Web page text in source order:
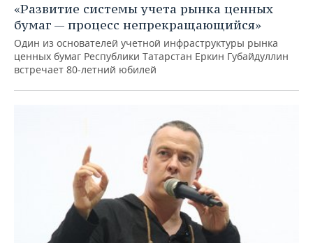
«Развитие системы учета рынка ценных
бумаг — процесс непрекращающийся»
Один из основателей учетной инфраструктуры рынка
ценных бумаг Республики Татарстан Еркин Губайдуллин
встречает 80-летний юбилей